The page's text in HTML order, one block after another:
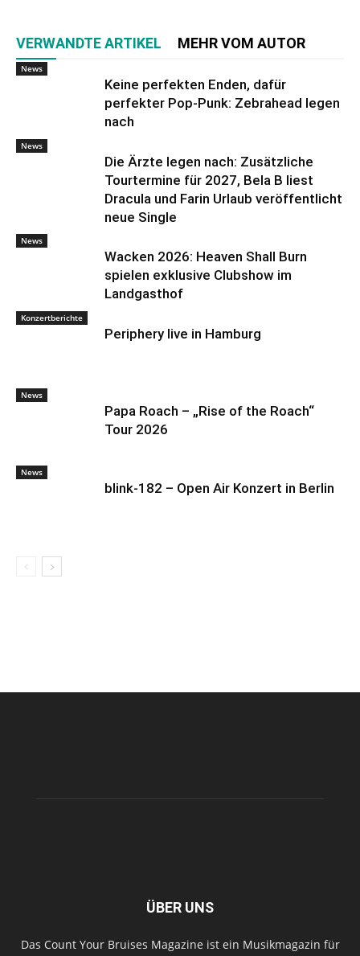
VERWANDTE ARTIKEL MEHR VOM AUTOR
News
Keine perfekten Enden, dafür
perfekter Pop-Punk: Zebrahead legen
nach
News
Die Ärzte legen nach: Zusätzliche
Tourtermine für 2027, Bela B liest
Dracula und Farin Urlaub veröffentlicht
neue Single
News
Wacken 2026: Heaven Shall Burn
spielen exklusive Clubshow im
Landgasthof
Konzertberichte
Periphery live in Hamburg
News
Papa Roach – „Rise of the Roach“
Tour 2026
News
blink-182 – Open Air Konzert in Berlin
ÜBER UNS
Das Count Your Bruises Magazine ist ein Musikmagazin für